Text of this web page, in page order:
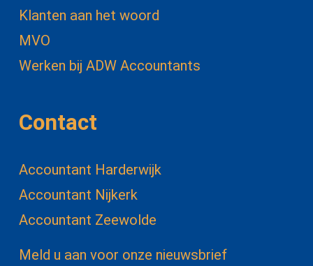
Klanten aan het woord
MVO
Werken bij ADW Accountants
Contact
Accountant Harderwijk
Accountant Nijkerk
Accountant Zeewolde
Meld u aan voor onze nieuwsbrief